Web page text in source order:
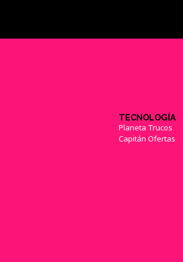
TECNOLOGÍA
Planeta Trucos
Capitán Ofertas